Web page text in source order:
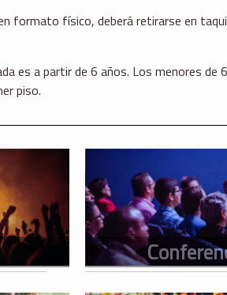
formato físico, deberá retirarse en
es a partir de 6 años. Los menores
piso.